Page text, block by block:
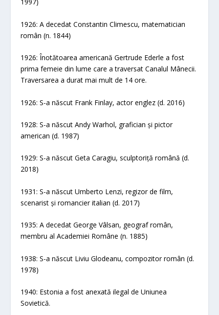
1997)
1926: A decedat Constantin Climescu, matematician
român (n. 1844)
1926: Înotătoarea americană Gertrude Ederle a fost
prima femeie din lume care a traversat Canalul Mânecii.
Traversarea a durat mai mult de 14 ore.
1926: S-a născut Frank Finlay, actor englez (d. 2016)
1928: S-a născut Andy Warhol, grafician și pictor
american (d. 1987)
1929: S-a născut Geta Caragiu, sculptoriță română (d.
2018)
1931: S-a născut Umberto Lenzi, regizor de film,
scenarist și romancier italian (d. 2017)
1935: A decedat George Vâlsan, geograf român,
membru al Academiei Române (n. 1885)
1938: S-a născut Liviu Glodeanu, compozitor român (d.
1978)
1940: Estonia a fost anexată ilegal de Uniunea
Sovietică.